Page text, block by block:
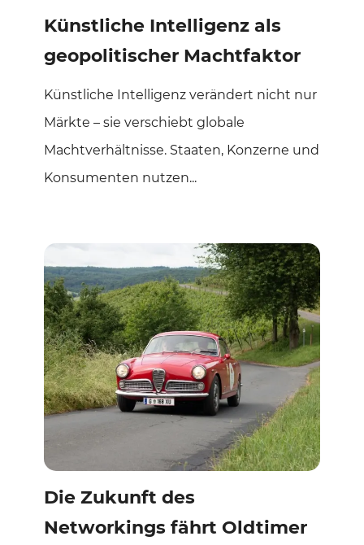
Künstliche Intelligenz als
geopolitischer Machtfaktor
Künstliche Intelligenz verändert nicht nur
Märkte – sie verschiebt globale
Machtverhältnisse. Staaten, Konzerne und
Konsumenten nutzen...
Die Zukunft des
Networkings fährt Oldtimer